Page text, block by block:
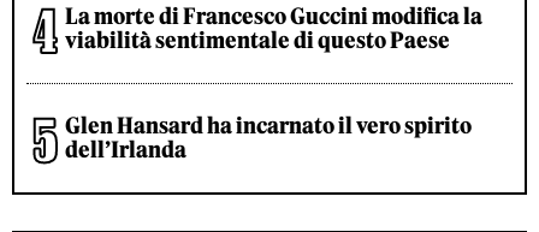
La morte di Francesco Guccini modifica la
viabilità sentimentale di questo Paese
Glen Hansard ha incarnato il vero spirito
dell’Irlanda